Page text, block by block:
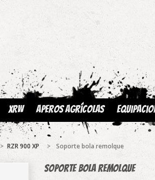
XRW Aperos Agrícolas
> RZR 900 XP > Soporte bola remolque
Soporte bola remolque